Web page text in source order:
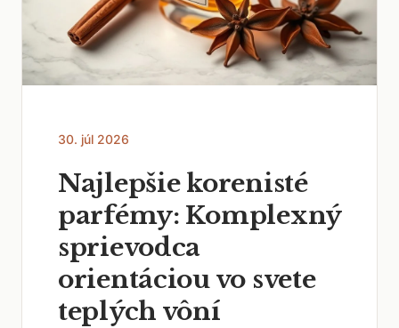
30. júl 2026
Najlepšie korenisté
parfémy: Komplexný
sprievodca
orientáciou vo svete
teplých vôní